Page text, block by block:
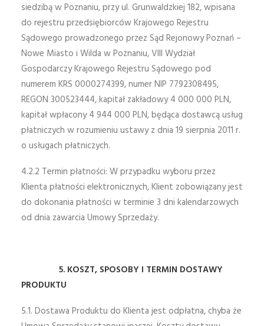
siedzibą w Poznaniu, przy ul. Grunwaldzkiej 182, wpisana
do rejestru przedsiębiorców Krajowego Rejestru
Sądowego prowadzonego przez Sąd Rejonowy Poznań –
Nowe Miasto i Wilda w Poznaniu, VIII Wydział
Gospodarczy Krajowego Rejestru Sądowego pod
numerem KRS 0000274399, numer NIP 7792308495,
REGON 300523444, kapitał zakładowy 4 000 000 PLN,
kapitał wpłacony 4 944 000 PLN, będąca dostawcą usług
płatniczych w rozumieniu ustawy z dnia 19 sierpnia 2011 r.
o usługach płatniczych.
4.2.2 Termin płatności: W przypadku wyboru przez
Klienta płatności elektronicznych, Klient zobowiązany jest
do dokonania płatności w terminie 3 dni kalendarzowych
od dnia zawarcia Umowy Sprzedaży.
5. KOSZT, SPOSOBY I TERMIN DOSTAWY
PRODUKTU
5.1. Dostawa Produktu do Klienta jest odpłatna, chyba że